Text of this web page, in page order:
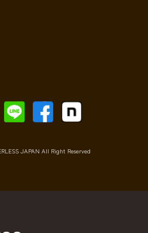
JAPAN All Right Reserved